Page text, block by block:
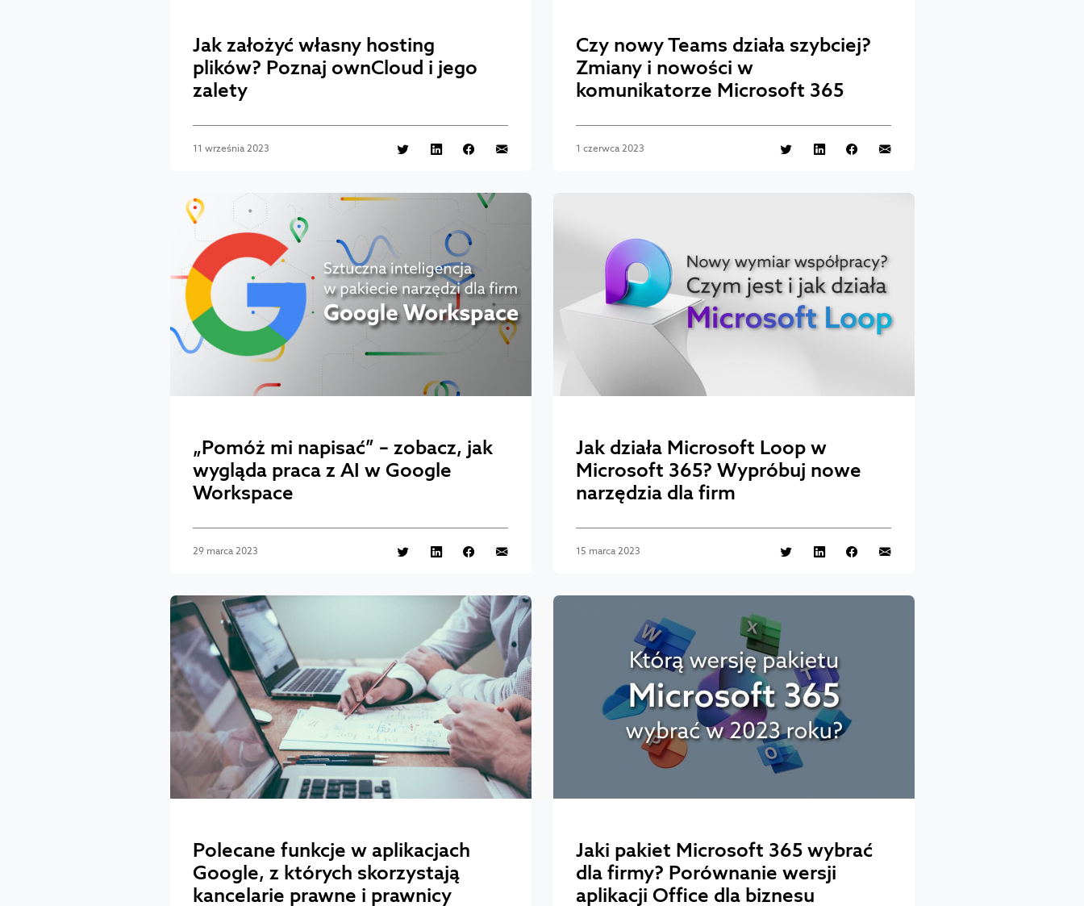
Jak założyć własny hosting
plików? Poznaj ownCloud i jego
zalety
11 września 2023
Czy nowy Teams działa szybciej?
Zmiany i nowości w
komunikatorze Microsoft 365
1 czerwca 2023
„Pomóż mi napisać” – zobacz, jak
wygląda praca z AI w Google
Workspace
29 marca 2023
Jak działa Microsoft Loop w
Microsoft 365? Wypróbuj nowe
narzędzia dla firm
15 marca 2023
Polecane funkcje w aplikacjach
Google, z których skorzystają
kancelarie prawne i prawnicy
Jaki pakiet Microsoft 365 wybrać
dla firmy? Porównanie wersji
aplikacji Office dla biznesu